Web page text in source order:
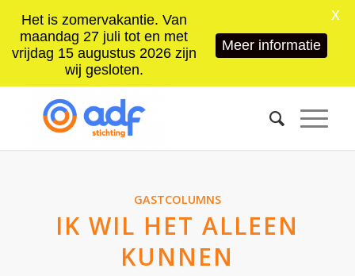
GASTCOLUMNS
IK WIL HET ALLEEN
KUNNEN
Het is zomervakantie. Van
maandag 27 juli tot en met
vrijdag 15 augustus 2026 zijn
wij gesloten.
Meer informatie
X